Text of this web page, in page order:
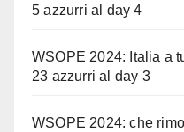
5 azzurri al day 4
WSOPE 2024: Italia a
23 azzurri al day 3
WSOPE 2024: che